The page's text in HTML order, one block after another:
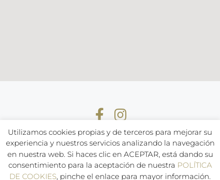
Aviso Legal Política de Privacidad Política de cookies
Política de compras y devoluciones
Utilizamos cookies propias y de terceros para mejorar su
experiencia y nuestros servicios analizando la navegación
en nuestra web. Si haces clic en ACEPTAR, está dando su
consentimiento para la aceptación de nuestra POLÍTICA
DE COOKIES, pinche el enlace para mayor información.